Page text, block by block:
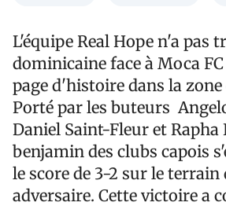
L'équipe Real Hope n'a pas
dominicaine face à Moca
page d'histoire dans la zone
Porté par les buteurs
Daniel Saint-Fleur et
benjamin des clubs capois
le score de 3-2 sur le terrain
adversaire. Cette victoire a